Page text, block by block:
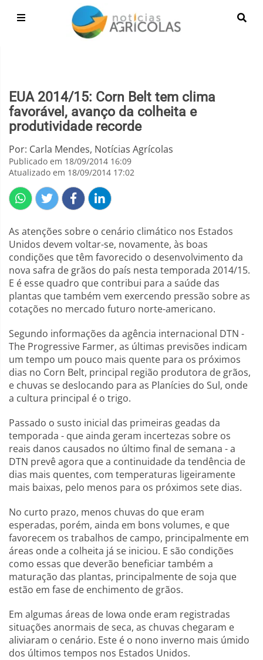
EUA 2014/15: Corn Belt tem clima
favorável, avanço da colheita e
produtividade recorde
Por: Carla Mendes, Notícias Agrícolas
Publicado em 18/09/2014 16:09
Atualizado em 18/09/2014 17:02
As atenções sobre o cenário climático nos Estados
Unidos devem voltar-se, novamente, às boas
condições que têm favorecido o desenvolvimento da
nova safra de grãos do país nesta temporada 2014/15.
E é esse quadro que contribui para a saúde das
plantas que também vem exercendo pressão sobre as
cotações no mercado futuro norte-americano.
Segundo informações da agência internacional DTN -
The Progressive Farmer, as últimas previsões indicam
um tempo um pouco mais quente para os próximos
dias no Corn Belt, principal região produtora de grãos,
e chuvas se deslocando para as Planícies do Sul, onde
a cultura principal é o trigo.
Passado o susto inicial das primeiras geadas da
temporada - que ainda geram incertezas sobre os
reais danos causados no último final de semana - a
DTN prevê agora que a continuidade da tendência de
dias mais quentes, com temperaturas ligeiramente
mais baixas, pelo menos para os próximos sete dias.
No curto prazo, menos chuvas do que eram
esperadas, porém, ainda em bons volumes, e que
favorecem os trabalhos de campo, principalmente em
áreas onde a colheita já se iniciou. E são condições
como essas que deverão beneficiar também a
maturação das plantas, principalmente de soja que
estão em fase de enchimento de grãos.
Em algumas áreas de Iowa onde eram registradas
situações anormais de seca, as chuvas chegaram e
aliviaram o cenário. Este é o nono inverno mais úmido
dos últimos tempos nos Estados Unidos.